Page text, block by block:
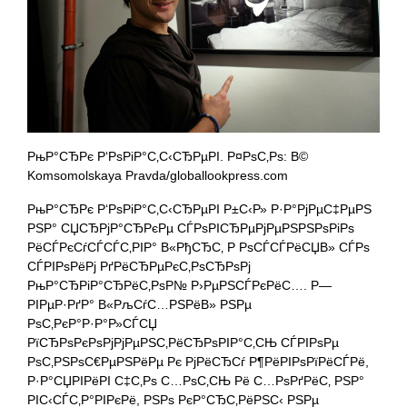
РњР°СЂРє Р‘РѕРіР°С‚С‹СЂРµРІ. Р¤РѕС‚Рѕ: В©
Komsomolskaya Pravda/globallookpress.com
РњР°СЂРє Р‘РѕРіР°С‚С‹СЂРµРІ Р±С‹Р» Р·Р°РјРµС‡РµРЅ
РЅР° СЏСЂРјР°СЂРєРµ СЃРѕРІСЂРµРјРµРЅРЅРѕРіРѕ
РёСЃРєСѓСЃСЃС‚РІР° В«РђСЂС‚ Р РѕСЃСЃРёСЏВ» СЃРѕ
СЃРІРѕРёРј РґРёСЂРµРєС‚РѕСЂРѕРј
РњР°СЂРіР°СЂРёС‚РѕР№ Р›РµРЅСЃРєРёС…. Р—
РІРµР·РґР° В«РљСѓС…РЅРёВ» РЅРµ
РѕС‚РєР°Р·Р°Р»СЃСЏ
РїСЂРѕРєРѕРјРјРµРЅС‚РёСЂРѕРІР°С‚СЊ СЃРІРѕРµ
РѕС‚РЅРѕС€РµРЅРёРµ Рє РјРёСЂСѓ Р¶РёРІРѕРїРёСЃРё,
Р·Р°СЏРІРёРІ С‡С‚Рѕ С…РѕС‚СЊ Рё С…РѕРґРёС‚ РЅР°
РІС‹СЃС‚Р°РІРєРё, РЅРѕ РєР°СЂС‚РёРЅС‹ РЅРµ